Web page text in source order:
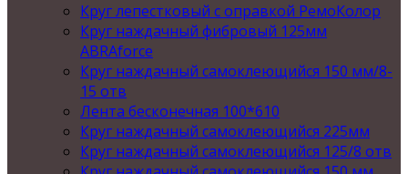
Круг лепестковый с оправкой РемоКолор
Круг наждачный фибровый 125мм
ABRAforce
Круг наждачный самоклеющийся 150 мм/8-
15 отв
Лента бесконечная 100*610
Круг наждачный самоклеющийся 225мм
Круг наждачный самоклеющийся 125/8 отв